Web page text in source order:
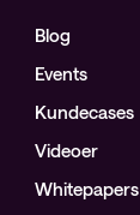
Blog
Events
Kundecases
Videoer
Whitepapers